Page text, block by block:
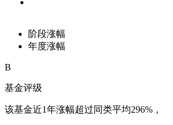
阶段涨幅
年度涨幅
B
基金评级
该基金近1年涨幅超过同类平均296%，